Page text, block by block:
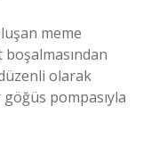
meme
olarak
pompasıyla